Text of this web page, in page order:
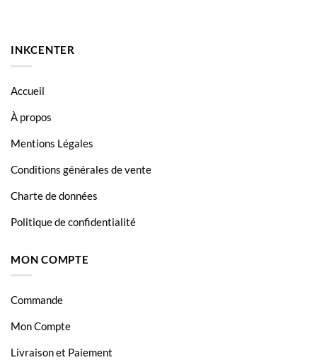
INKCENTER
Accueil
À propos
Mentions Légales
Conditions générales de vente
Charte de données
Politique de confidentialité
MON COMPTE
Commande
Mon Compte
Livraison et Paiement